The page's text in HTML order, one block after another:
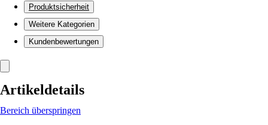
Produktsicherheit
Weitere Kategorien
Kundenbewertungen
Artikeldetails
Bereich überspringen